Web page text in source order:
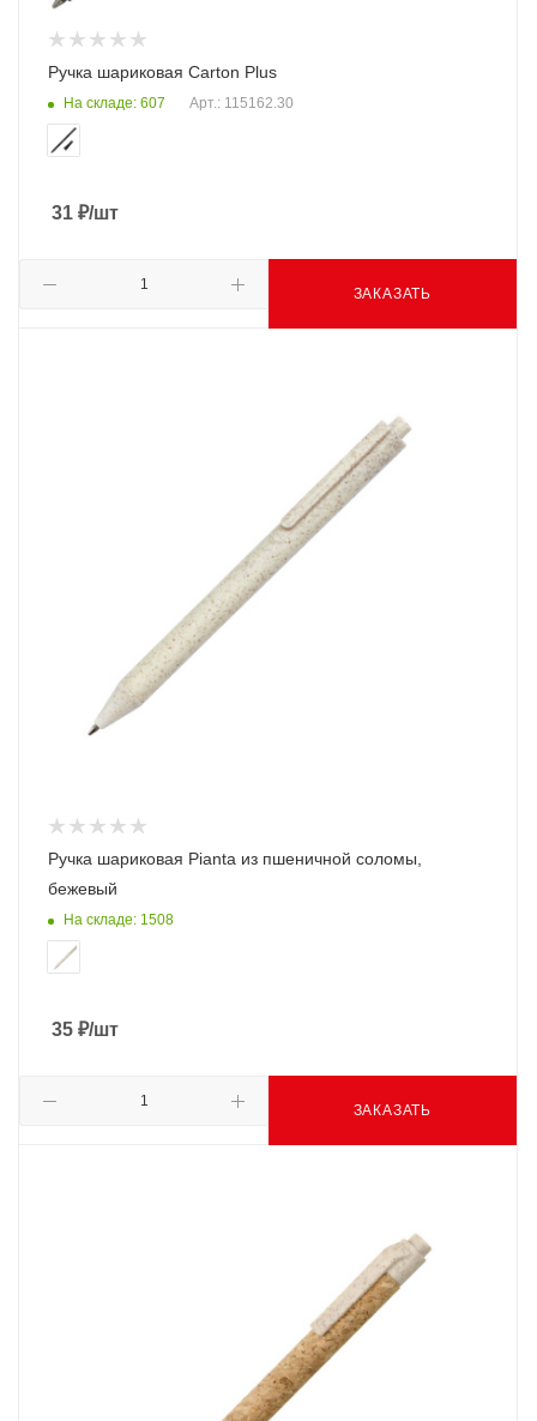
Ручка шариковая Carton Plus
На складе: 607 Арт.: 115162.30
31 ₽/шт
ЗАКАЗАТЬ
Ручка шариковая Pianta из пшеничной соломы,
бежевый
На складе: 1508
35 ₽/шт
ЗАКАЗАТЬ